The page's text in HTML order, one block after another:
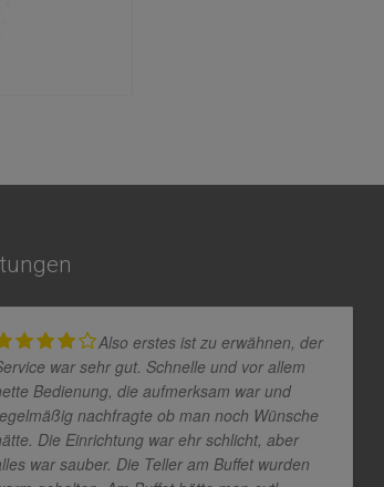
Also erstes ist zu erwähnen, der
war sehr gut. Schnelle und vor allem
Bedienung, die aufmerksam war und
nachfragte ob man noch Wünsche
Die Einrichtung war ehr schlicht, aber
war sauber. Die Teller am Buffet wurden